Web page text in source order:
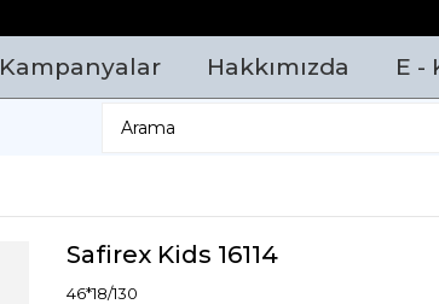
Kampanyalar Hakkımızda E -
Safirex Kids 16114
46*18/130